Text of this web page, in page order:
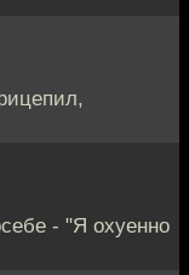
- "Я охуенно